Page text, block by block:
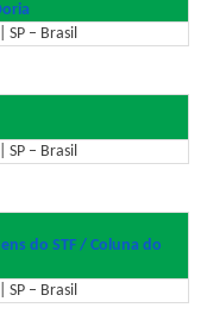
SP – Brasil
SP – Brasil
do STF / Coluna do
SP – Brasil